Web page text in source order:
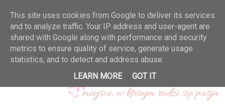
This site uses cookies from Google to deliver its services
and to analyze traffic. Your IP address and user-agent are
shared with Google along with performance and security
metrics to ensure quality of service, generate usage
statistics, and to detect and address abuse.
LEARN MORE
GOT IT